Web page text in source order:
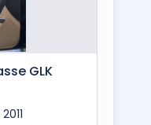
GLK
2011